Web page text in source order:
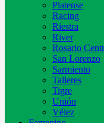
Platense
Racing
Riestra
River
Rosario
San Lorenzo
Sarmiento
Talleres
Tigre
Unión
Vélez